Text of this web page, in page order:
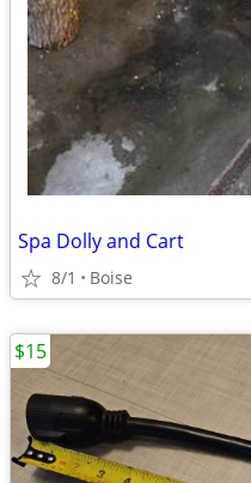
Spa Dolly and Cart
8/1 Boise
$15